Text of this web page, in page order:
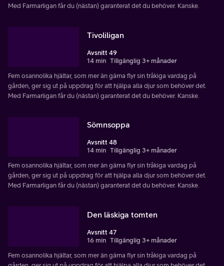
Med Farmarligan får du (nästan) garanterat det du behöver. Kanske.
Tivoliligan
Avsnitt 49
14 min Tillgänglig 3+ månader
Fem osannolika hjältar, som mer än gärna flyr sin tråkiga vardag på
gården, ger sig ut på uppdrag för att hjälpa alla djur som behöver det.
Med Farmarligan får du (nästan) garanterat det du behöver. Kanske.
Sömnsoppa
Avsnitt 48
14 min Tillgänglig 3+ månader
Fem osannolika hjältar, som mer än gärna flyr sin tråkiga vardag på
gården, ger sig ut på uppdrag för att hjälpa alla djur som behöver det.
Med Farmarligan får du (nästan) garanterat det du behöver. Kanske.
Den läskiga tomten
Avsnitt 47
16 min Tillgänglig 3+ månader
Fem osannolika hjältar, som mer än gärna flyr sin tråkiga vardag på